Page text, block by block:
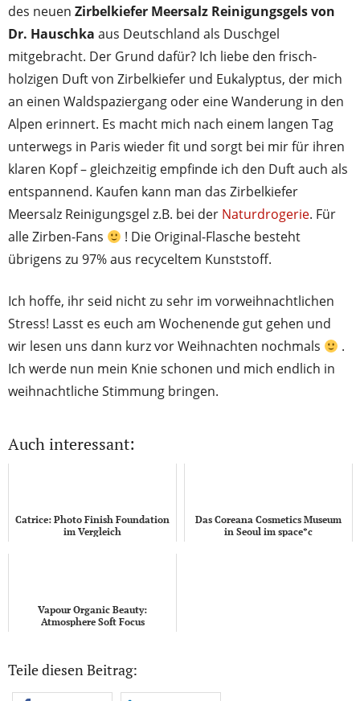
des neuen Zirbelkiefer Meersalz Reinigungsgels von
Dr. Hauschka aus Deutschland als Duschgel
mitgebracht. Der Grund dafür? Ich liebe den frisch-
holzigen Duft von Zirbelkiefer und Eukalyptus, der mich
an einen Waldspaziergang oder eine Wanderung in den
Alpen erinnert. Es macht mich nach einem langen Tag
unterwegs in Paris wieder fit und sorgt bei mir für ihren
klaren Kopf – gleichzeitig empfinde ich den Duft auch als
entspannend. Kaufen kann man das Zirbelkiefer
Meersalz Reinigungsgel z.B. bei der Naturdrogerie. Für
alle Zirben-Fans
! Die Original-Flasche besteht
übrigens zu 97% aus recyceltem Kunststoff.
Ich hoffe, ihr seid nicht zu sehr im vorweihnachtlichen
Stress! Lasst es euch am Wochenende gut gehen und
wir lesen uns dann kurz vor Weihnachten nochmals
.
Ich werde nun mein Knie schonen und mich endlich in
weihnachtliche Stimmung bringen.
Auch interessant:
Catrice: Photo Finish Foundation
im Vergleich
Das Coreana Cosmetics Museum
in Seoul im space*c
Vapour Organic Beauty:
Atmosphere Soft Focus
Teile diesen Beitrag: